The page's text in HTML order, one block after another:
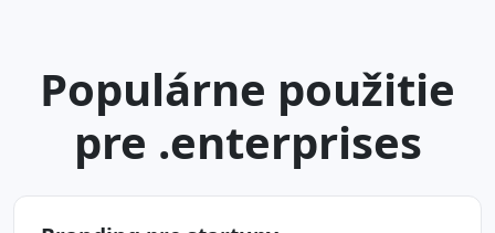
Populárne použitie
pre .enterprises